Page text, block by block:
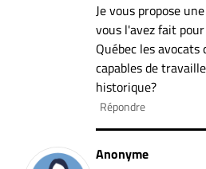
Je vous propose
vous l'avez fait
Québec les
capables de
historique?
Répondre
Anonyme